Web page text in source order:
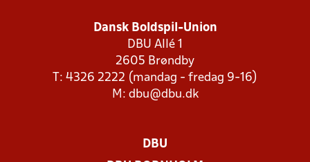
Dansk Boldspil-Union
DBU Allé 1
2605 Brøndby
T: 4326 2222 (mandag - fredag 9-16)
M: dbu@dbu.dk
DBU